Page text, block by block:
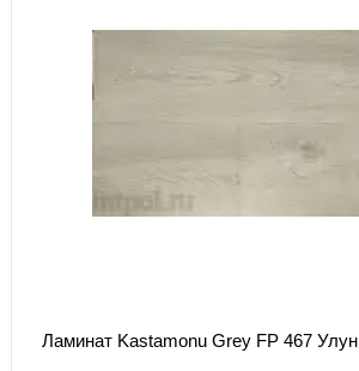
Ламинат Kastamonu Grey FP 467 Улун